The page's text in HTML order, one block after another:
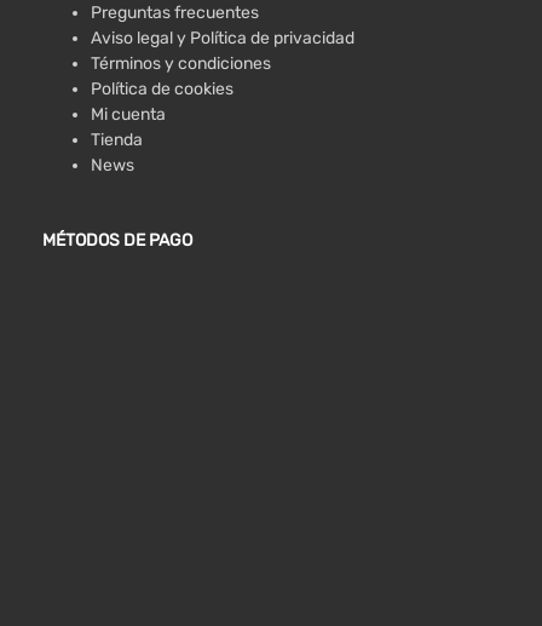
Preguntas frecuentes
Aviso legal y Política de privacidad
Términos y condiciones
Política de cookies
Mi cuenta
Tienda
News
MÉTODOS DE PAGO